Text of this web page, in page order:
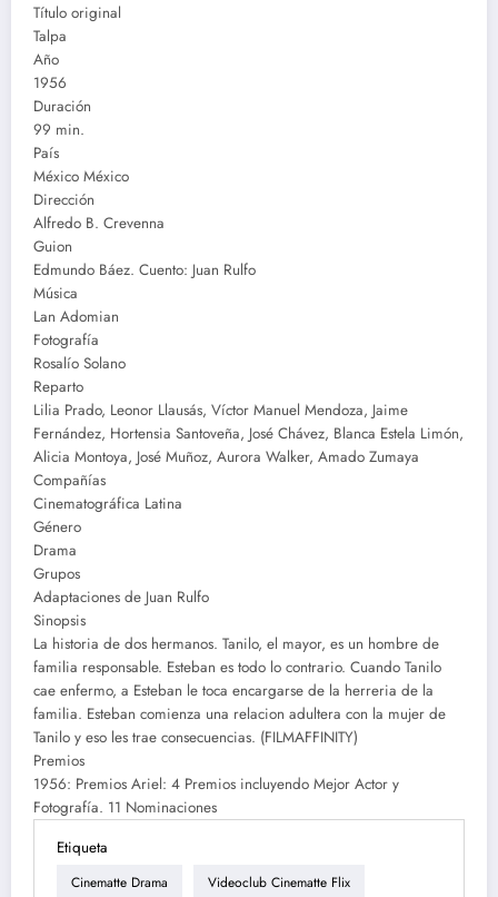
Título original
Talpa
Año
1956
Duración
99 min.
País
México México
Dirección
Alfredo B. Crevenna
Guion
Edmundo Báez. Cuento: Juan Rulfo
Música
Lan Adomian
Fotografía
Rosalío Solano
Reparto
Lilia Prado, Leonor Llausás, Víctor Manuel Mendoza, Jaime
Fernández, Hortensia Santoveña, José Chávez, Blanca Estela Limón,
Alicia Montoya, José Muñoz, Aurora Walker, Amado Zumaya
Compañías
Cinematográfica Latina
Género
Drama
Grupos
Adaptaciones de Juan Rulfo
Sinopsis
La historia de dos hermanos. Tanilo, el mayor, es un hombre de
familia responsable. Esteban es todo lo contrario. Cuando Tanilo
cae enfermo, a Esteban le toca encargarse de la herreria de la
familia. Esteban comienza una relacion adultera con la mujer de
Tanilo y eso les trae consecuencias. (FILMAFFINITY)
Premios
1956: Premios Ariel: 4 Premios incluyendo Mejor Actor y
Fotografía. 11 Nominaciones
Etiqueta
Cinematte Drama Videoclub Cinematte Flix